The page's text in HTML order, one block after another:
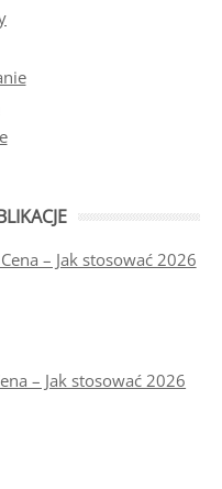
– Jak stosować 2026
– Jak stosować 2026